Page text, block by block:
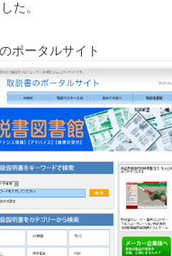
た。
ポータルサイト